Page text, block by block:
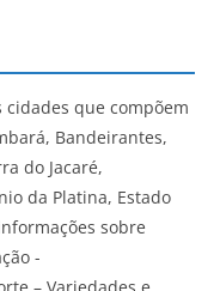
cidades que compõem
Bandeirantes,
do Jacaré,
da Platina, Estado
sobre
-